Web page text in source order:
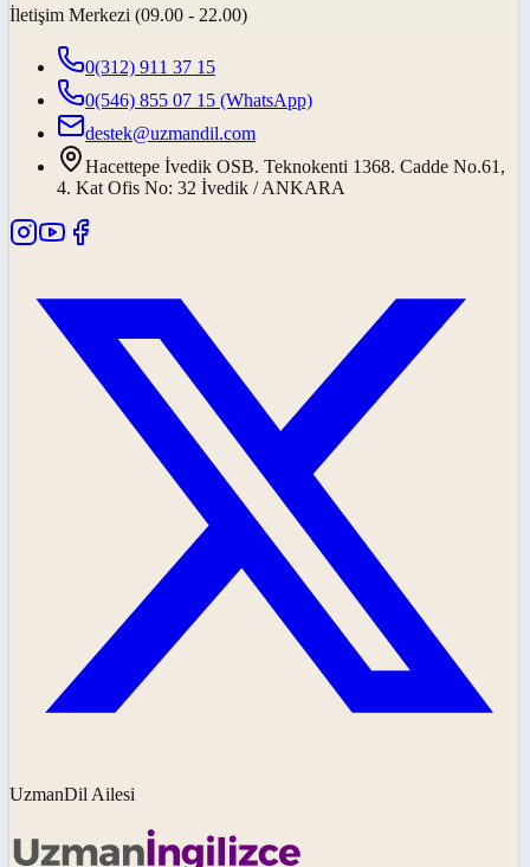
İletişim Merkezi (09.00 - 22.00)
0(312) 911 37 15
0(546) 855 07 15 (WhatsApp)
destek@uzmandil.com
Hacettepe İvedik OSB. Teknokenti 1368. Cadde No.61,
4. Kat Ofis No: 32 İvedik / ANKARA
UzmanDil Ailesi